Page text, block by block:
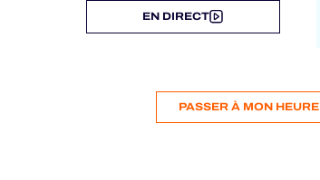
EN DIRECT
PASSER À MON HEURE